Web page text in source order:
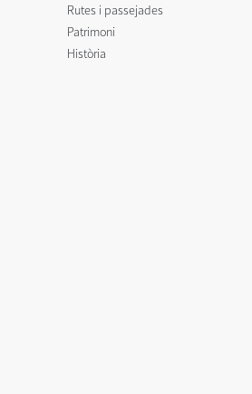
Rutes i passejades
Patrimoni
Història